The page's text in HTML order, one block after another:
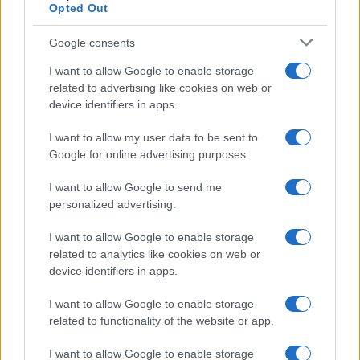
Opted Out
Google consents
I want to allow Google to enable storage
related to advertising like cookies on web or
device identifiers in apps.
I want to allow my user data to be sent to
Google for online advertising purposes.
I want to allow Google to send me
personalized advertising.
I want to allow Google to enable storage
related to analytics like cookies on web or
device identifiers in apps.
I want to allow Google to enable storage
related to functionality of the website or app.
I want to allow Google to enable storage
Stade Toulousain : "Plus facile de
négocier à l'extérieur qu'à Toulouse",
Guy Novès sur Thomas Ramos
XV de France : "Ils ne font que jouer",
Peato Mauvaka alerte sur le Japon avant
le match de samedi
17.07 à 12h00
Stade Toulousain : "J'attendais avec
Ntamack savoure sa tournée avec le XV